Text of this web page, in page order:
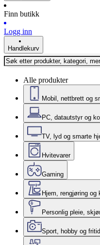
Finn butikk
Logg inn
Handlekurv
Alle produkter
Mobil, nettbrett og
PC, datautstyr og
TV, lyd og smarte
Hvitevarer
Gaming
Hjem, rengjøring
Personlig pleie,
Sport, hobby og fritid